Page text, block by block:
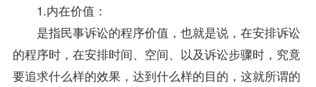
1.内在价值：
是指民事诉讼的程序价值，也就是说，在安排诉讼
的程序时，在安排时间、空间、以及诉讼步骤时，究竟
要追求什么样的效果，达到什么样的目的，这就所谓的